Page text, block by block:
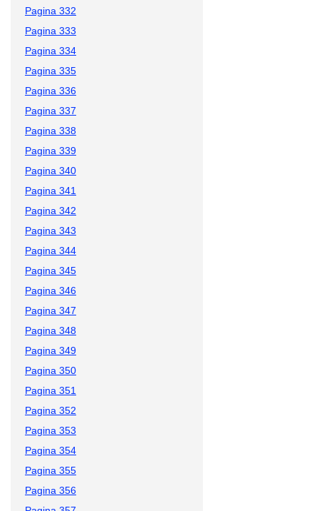
Pagina 332
Pagina 333
Pagina 334
Pagina 335
Pagina 336
Pagina 337
Pagina 338
Pagina 339
Pagina 340
Pagina 341
Pagina 342
Pagina 343
Pagina 344
Pagina 345
Pagina 346
Pagina 347
Pagina 348
Pagina 349
Pagina 350
Pagina 351
Pagina 352
Pagina 353
Pagina 354
Pagina 355
Pagina 356